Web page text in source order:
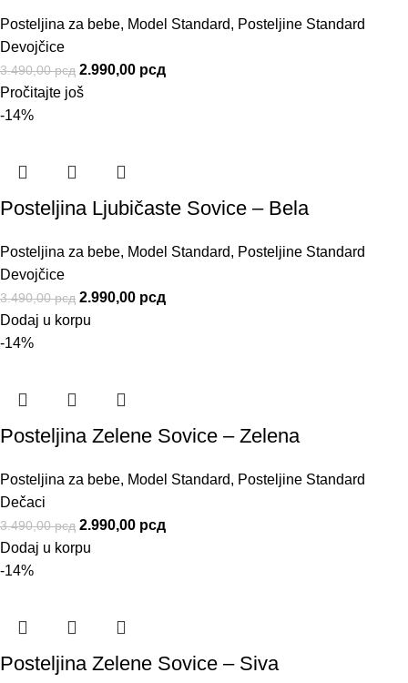
Posteljina za bebe, Model Standard, Posteljine Standard
Devojčice
3.490,00рсд 2.990,00 рсд
Pročitajte još
-14%
Posteljina Ljubičaste Sovice – Bela
Posteljina za bebe, Model Standard, Posteljine Standard
Devojčice
3.490,00рсд 2.990,00 рсд
Dodaj u korpu
-14%
Posteljina Zelene Sovice – Zelena
Posteljina za bebe, Model Standard, Posteljine Standard
Dečaci
3.490,00рсд 2.990,00 рсд
Dodaj u korpu
-14%
Posteljina Zelene Sovice – Siva